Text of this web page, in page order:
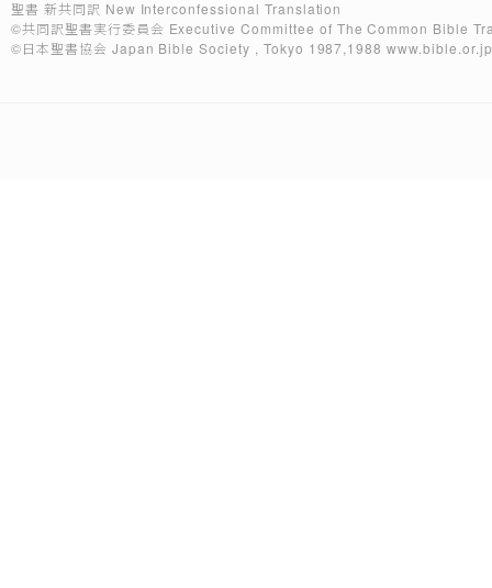
聖書 新共同訳 New Interconfessional Translation
©共同訳聖書実行委員会 Executive Committee of The Common Bible
©日本聖書協会 Japan Bible Society , Tokyo 1987,1988www.bible.or.jp